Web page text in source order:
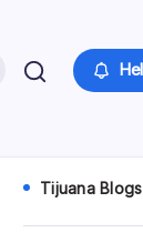
Tijuana Blogs